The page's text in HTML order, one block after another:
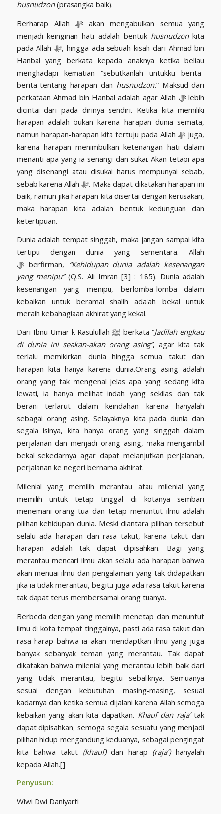
husnudzon(prasangka baik).
Berharap Allah ﷻ akan mengabulkan semua yang
menjadi keinginan hati adalah bentuk husnudzonkita
pada Allah ﷻ, hingga ada sebuah kisah dari Ahmad bin
Hanbal yang berkata kepada anaknya ketika beliau
menghadapi kematian “sebutkanlah untukku berita-
berita tentang harapan dan husnudzon.” Maksud dari
perkataan Ahmad bin Hanbal adalah agar Allah ﷻ lebih
dicintai dari pada dirinya sendiri. Ketika kita memiliki
harapan adalah bukan karena harapan dunia semata,
namun harapan-harapan kita tertuju pada Allah ﷻ juga,
karena harapan menimbulkan ketenangan hati dalam
menanti apa yang ia senangi dan sukai. Akan tetapi apa
yang disenangi atau disukai harus mempunyai sebab,
sebab karena Allah ﷻ. Maka dapat dikatakan harapan ini
baik, namun jika harapan kita disertai dengan kerusakan,
maka harapan kita adalah bentuk kedunguan dan
ketertipuan.
Dunia adalah tempat singgah, maka jangan sampai kita
tertipu dengan dunia yang sementara. Allah
ﷻ berfirman,
“Kehidupan dunia adalah kesenangan
yang menipu”(Q.S. Ali Imran [3] : 185). Dunia adalah
kesenangan yang menipu, berlomba-lomba dalam
kebaikan untuk beramal shalih adalah bekal untuk
meraih kebahagiaan akhirat yang kekal.
Dari Ibnu Umar k Rasulullah ﷺ berkata “Jadilah engkau
di dunia ini seakan-akan orang asing”, agar kita tak
terlalu memikirkan dunia hingga semua takut dan
harapan kita hanya karena dunia.Orang asing adalah
orang yang tak mengenal jelas apa yang sedang kita
lewati, ia hanya melihat indah yang sekilas dan tak
berani terlarut dalam keindahan karena hanyalah
sebagai orang asing. Selayaknya kita pada dunia dan
segala isinya, kita hanya orang yang singgah dalam
perjalanan dan menjadi orang asing, maka mengambil
bekal sekedarnya agar dapat melanjutkan perjalanan,
perjalanan ke negeri bernama akhirat.
Milenial yang memilih merantau atau milenial yang
memilih untuk tetap tinggal di kotanya sembari
menemani orang tua dan tetap menuntut ilmu adalah
pilihan kehidupan dunia. Meski diantara pilihan tersebut
selalu ada harapan dan rasa takut, karena takut dan
harapan adalah tak dapat dipisahkan. Bagi yang
merantau mencari ilmu akan selalu ada harapan bahwa
akan menuai ilmu dan pengalaman yang tak didapatkan
jika ia tidak merantau, begitu juga ada rasa takut karena
tak dapat terus membersamai orang tuanya.
Berbeda dengan yang memilih menetap dan menuntut
ilmu di kota tempat tinggalnya, pasti ada rasa takut dan
rasa harap bahwa ia akan mendaptkan ilmu yang juga
banyak sebanyak teman yang merantau. Tak dapat
dikatakan bahwa milenial yang merantau lebih baik dari
yang tidak merantau, begitu sebaliknya. Semuanya
sesuai dengan kebutuhan masing-masing, sesuai
kadarnya dan ketika semua dijalani karena Allah semoga
kebaikan yang akan kita dapatkan. Khauf dan raja’tak
dapat dipisahkan, semoga segala sesuatu yang menjadi
pilihan hidup mengandung keduanya, sebagai pengingat
kita bahwa takut (khauf)dan harap (raja’)hanyalah
kepada Allah.[]
Penyusun:
Wiwi Dwi Daniyarti